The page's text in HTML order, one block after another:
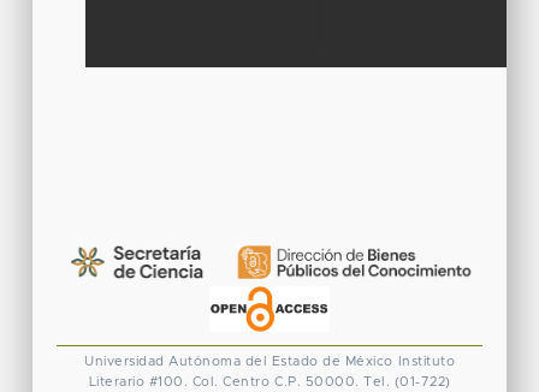
Universidad Autónoma del Estado de México
Instituto
Literario #100. Col. Centro C.P. 50000. Tel. (01-722)